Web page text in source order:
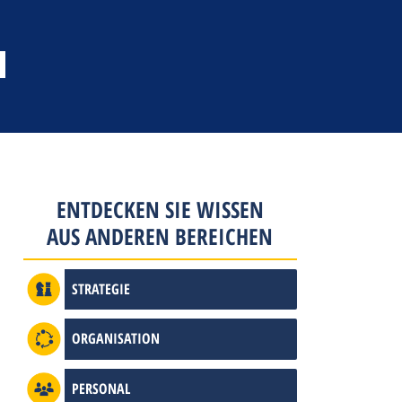
ENTDECKEN SIE WISSEN
AUS ANDEREN BEREICHEN
STRATEGIE
ORGANISATION
PERSONAL